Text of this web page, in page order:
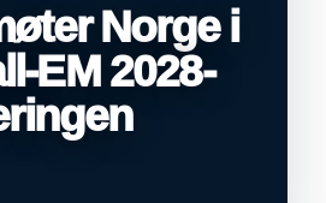
Norge i
EM 2028-